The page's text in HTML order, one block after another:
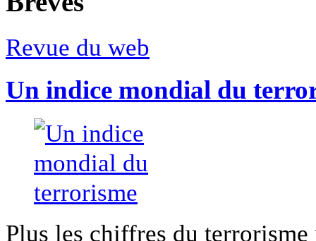
Revue du web
Un indice mondial du
Plus les chiffres du